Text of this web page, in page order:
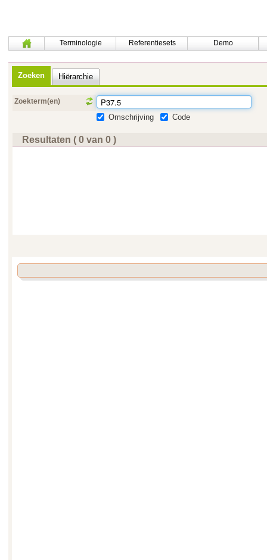
Terminologie Referentiesets Demo
Zoeken Hiërarchie
Zoekterm(en)
Omschrijving Code
Resultaten ( 0 van 0 )